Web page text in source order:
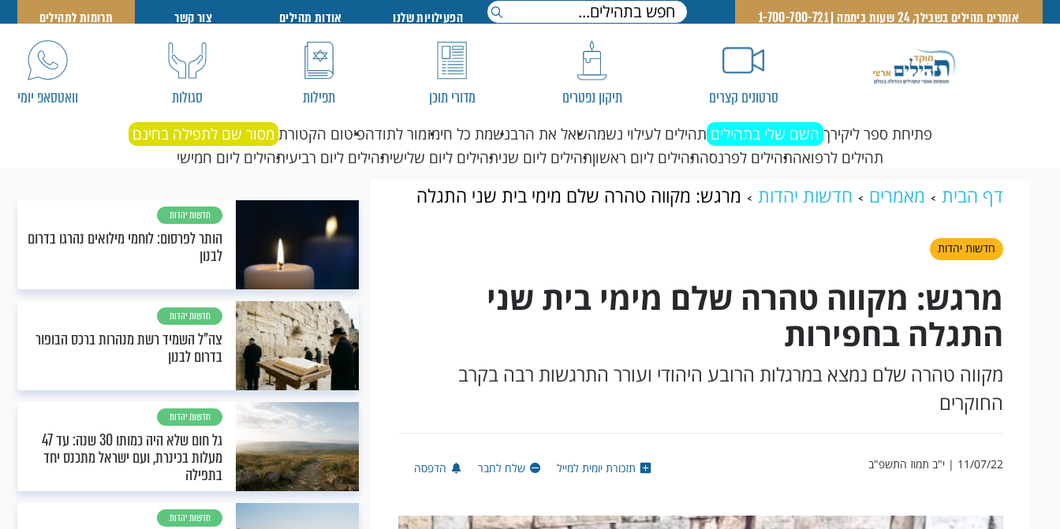
אומרים תהילים בשבילך, 24 שעות ביממה | 1-700-700-721 הפעילויות שלנו אודות תהילים צור קשר תרומות לתהילים
סרטונים קצרים תיקון נפטרים מדורי תוכן תפילות סגולות וואטסאפ יומי
פתיחת ספר ליקירך השם שלי בתהילים תהילים לעילוי נשמהשאל את הרבנשמת כל חימזמור לתודהפיטום הקטורת מסור שם לתפילה בחינם
תהילים לרפואהתהילים לפרנסהתהילים ליום ראשוןתהילים ליום שניתהילים ליום שלישיתהילים ליום רביעיתהילים ליום חמישי
דף הבית מאמרים חדשות יהדות
מרגש: מקווה טהרה שלם מימי בית שני התגלה
בחפירות
חדשות יהדות
מרגש: מקווה טהרה שלם מימי בית שני
התגלה בחפירות
מקווה טהרה שלם נמצא במרגלות הרובע היהודי ועורר התרגשות רבה בקרב
החוקרים
11/07/22 | י"ב תמוז התשפ"ב תזכורת יומית למייל שלח לחבר הדפסה
חדשות יהדות
הותר לפרסום: לוחמי מילואים נהרגו בדרום
לבנון
חדשות יהדות
צה"ל השמיד רשת מנהרות ברכס הבופור
בדרום לבנון
חדשות יהדות
גל חום שלא היה כמותו 30 שנה: עד 47
מעלות בכינרת, ועם ישראל מתכנס יחד
בתפילה
חדשות יהדות